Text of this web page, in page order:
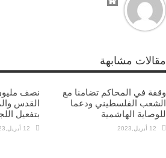
مقالات مشابهة
وقفة في المحاكم تضامنا مع
الشعب الفلسطيني ودعما
للوصاية الهاشمية
12 أبريل,2023
نصف
القدس
بتفعيل
12 أبريل,2023